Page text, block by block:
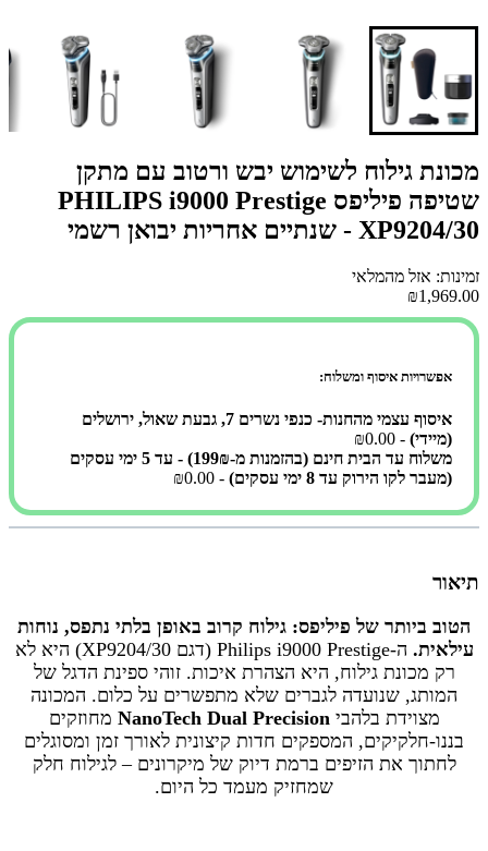
מכונת גילוח לשימוש יבש ורטוב עם מתקן
שטיפה פיליפס PHILIPS i9000 Prestige
XP9204/30 - שנתיים אחריות יבואן רשמי
זמינות: אזל מהמלאי
₪1,969.00
אפשרויות איסוף ומשלוח:
איסוף עצמי מהחנות- כנפי נשרים 7, גבעת שאול, ירושלים
(מיידי) - ₪0.00
משלוח עד הבית חינם (בהזמנות מ-199₪) - עד 5 ימי עסקים
(מעבר לקו הירוק עד 8 ימי עסקים)
- ₪0.00
תיאור
הטוב ביותר של פיליפס: גילוח קרוב באופן בלתי נתפס, נוחות
עילאית.
ה-Philips i9000 Prestige (דגם XP9204/30) היא לא
רק מכונת גילוח, היא הצהרת איכות. זוהי ספינת הדגל של
המותג, שנועדה לגברים שלא מתפשרים על כלום. המכונה
מצוידת בלהבי NanoTech Dual Precision מחוזקים
בננו-חלקיקים, המספקים חדות קיצונית לאורך זמן ומסוגלים
לחתוך את הזיפים ברמת דיוק של מיקרונים – לגילוח חלק
שמחזיק מעמד כל היום.